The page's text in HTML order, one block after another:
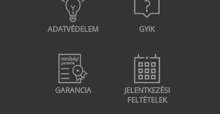
ADATVÉDELEM GYIK
GARANCIA
JELENTKEZÉSI
FELTÉTELEK